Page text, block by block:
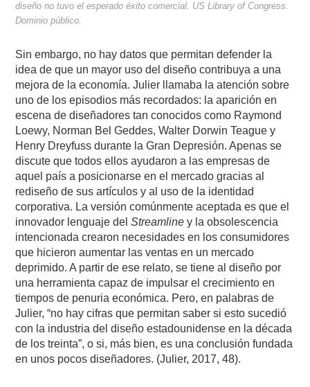
diseño no tuvo el esperado éxito comercial. US Library of Congress.
Dominio público.
Sin embargo, no hay datos que permitan defender la
idea de que un mayor uso del diseño contribuya a una
mejora de la economía. Julier llamaba la atención sobre
uno de los episodios más recordados: la aparición en
escena de diseñadores tan conocidos como Raymond
Loewy, Norman Bel Geddes, Walter Dorwin Teague y
Henry Dreyfuss durante la Gran Depresión. Apenas se
discute que todos ellos ayudaron a las empresas de
aquel país a posicionarse en el mercado gracias al
rediseño de sus artículos y al uso de la identidad
corporativa. La versión comúnmente aceptada es que el
innovador lenguaje delStreamline y la obsolescencia
intencionada crearon necesidades en los consumidores
que hicieron aumentar las ventas en un mercado
deprimido. A partir de ese relato, se tiene al diseño por
una herramienta capaz de impulsar el crecimiento en
tiempos de penuria económica. Pero, en palabras de
Julier, “no hay cifras que permitan saber si esto sucedió
con la industria del diseño estadounidense en la década
de los treinta”, o si, más bien, es una conclusión fundada
en unos pocos diseñadores. (Julier, 2017, 48).